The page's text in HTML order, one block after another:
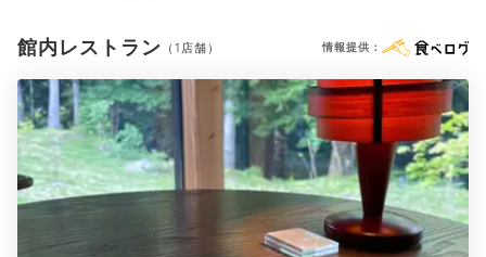
Onsen
21:00
自分だけの空間で
癒しの温泉タイム
ボディソープ くし・ブラシ 電気ポット 加湿器
ブルーレイプレイヤー
※設備・アメニティは、確認が取れている情報を表示しています。
館内レストラン （1店舗） 情報提供：